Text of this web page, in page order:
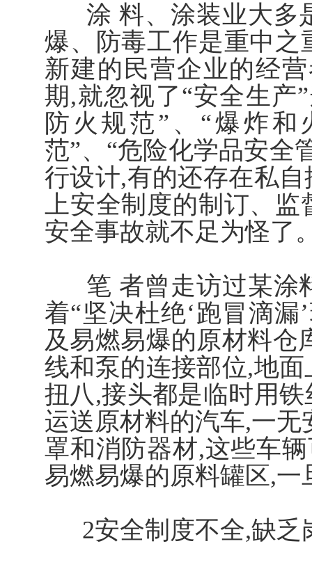
涂 料、涂装业大多
爆、防毒工作是重中之
新建的民营企业的经
期,就忽视了“安全生产
防火规范”、“爆炸
范”、“危险化学品安全
行设计,有的还存在私
上安全制度的制订、监
安全事故就不足为怪了
笔 者曾走访过某涂
着“坚决杜绝‘跑冒滴
及易燃易爆的原材料仓
线和泵的连接部位,地
扭八,接头都是临时用
运送原材料的汽车,一
罩和消防器材,这些车
易燃易爆的原料罐区,
2安全制度不全,缺乏